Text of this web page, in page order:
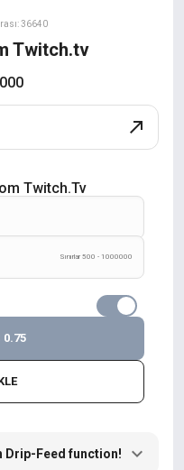
36640
Twitch.tv
Twitch.tv
Sınırlar 500 - 1000000
0.75
Drip-Feed function!